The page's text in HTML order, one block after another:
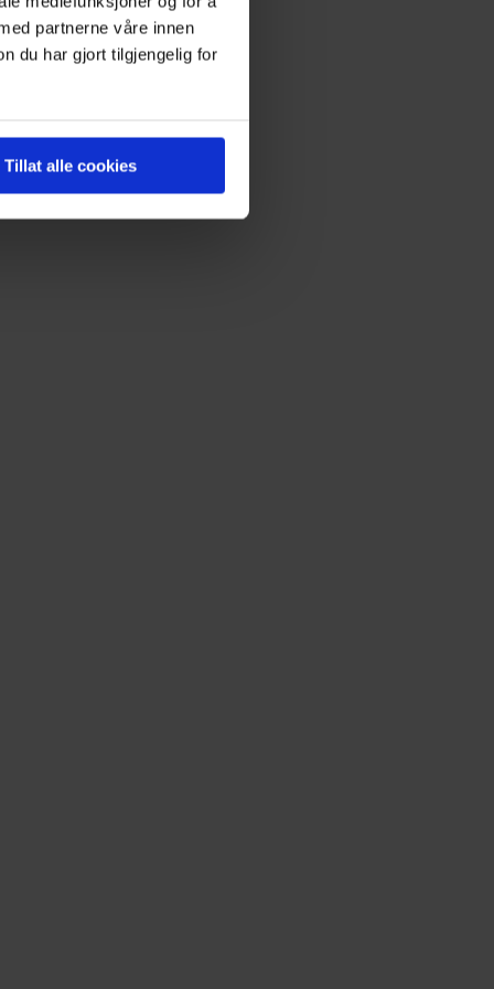
partnerne våre innen
du har gjort tilgjengelig for
Tillat alle cookies